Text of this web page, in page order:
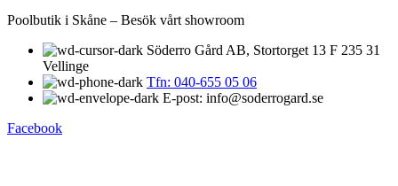
Poolbutik i Skåne – Besök vårt showroom
Söderro Gård AB, Stortorget 13 F 235 31
Vellinge
Tfn: 040-655 05 06
E-post: info@soderrogard.se
Facebook